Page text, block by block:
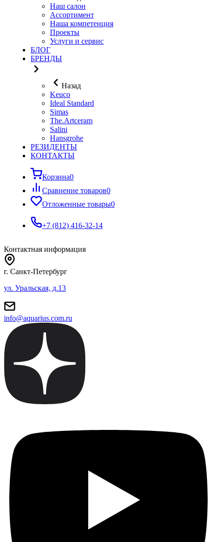
Наш салон
Ассортимент
Наша компетенция
Проекты
Услуги и сервис
БЛОГ
БРЕНДЫ
Назад
Keuco
Ideal Standard
Simas
The.Artceram
Salini
Hansgrohe
РЕЗИДЕНТЫ
КОНТАКТЫ
Корзина0
Сравнение товаров0
Отложенные товары0
+7 (812) 416-32-14
Контактная информация
г. Санкт-Петербург
ул. Уральская, д.13
info@aquarius.com.ru